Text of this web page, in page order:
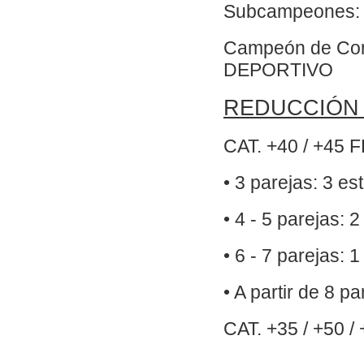
Campeón de
DEPORTIVO
CAT. +40 / +45
• 3 parejas: 3
• 4 - 5 parejas:
• 6 - 7 parejas:
• A partir de 8
CAT. +35 / +50